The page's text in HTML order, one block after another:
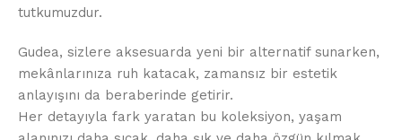
tutkumuzdur.
Gudea, sizlere aksesuarda yeni bir alternatif sunarken,
mekânlarınıza ruh katacak, zamansız bir estetik
anlayışını da beraberinde getirir.
Her detayıyla fark yaratan bu koleksiyon, yaşam